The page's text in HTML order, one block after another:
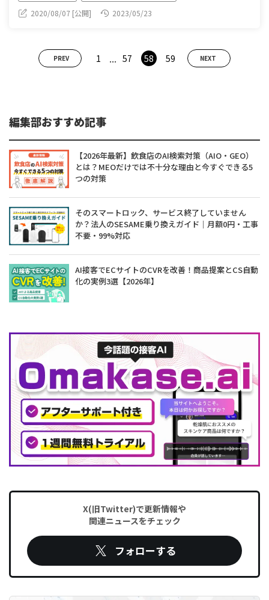
2020/08/07 [公開] 2023/05/23
PREV 1 ... 57 58 59 NEXT
編集部おすすめ記事
【2026年最新】飲食店のAI検索対策（AIO・GEO）
とは？MEOだけでは不十分な理由と今すぐできる5
つの対策
そのスマートロック、サービス終了していません
か？法人のSESAME乗り換えガイド｜月額0円・工事
不要・99%対応
AI接客でECサイトのCVRを改善！商品提案とCS自動
化の実例3選【2026年】
X(旧Twitter)で更新情報や
関連ニュースをチェック
フォローする